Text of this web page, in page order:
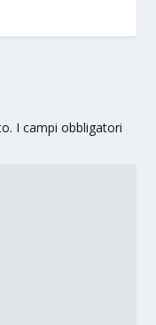
I campi obbligatori